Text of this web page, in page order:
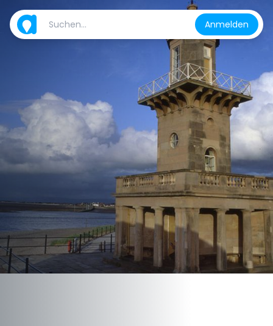
Anmelden